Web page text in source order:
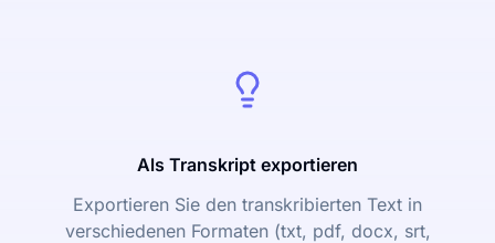
Als Transkript exportieren
Exportieren Sie den transkribierten Text in
verschiedenen Formaten (txt, pdf, docx, srt,